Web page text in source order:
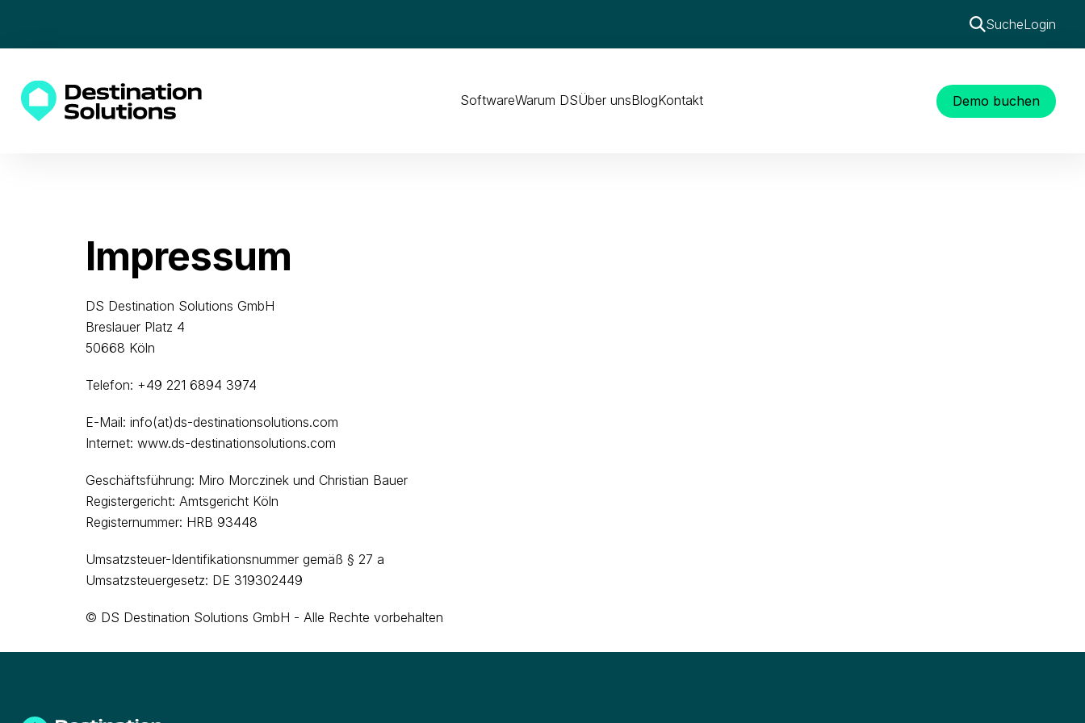
SucheLogin
SoftwareWarum DSÜber unsBlogKontakt Demo buchen
Impressum
DS Destination Solutions GmbH
Breslauer Platz 4
50668 Köln
Telefon: +49 221 6894 3974
E-Mail: info(at)ds-destinationsolutions.com
Internet: www.ds-destinationsolutions.com
Geschäftsführung: Miro Morczinek und Christian Bauer
Registergericht: Amtsgericht Köln
Registernummer: HRB 93448
Umsatzsteuer-Identifikationsnummer gemäß § 27 a
Umsatzsteuergesetz: DE 319302449
© DS Destination Solutions GmbH - Alle Rechte vorbehalten